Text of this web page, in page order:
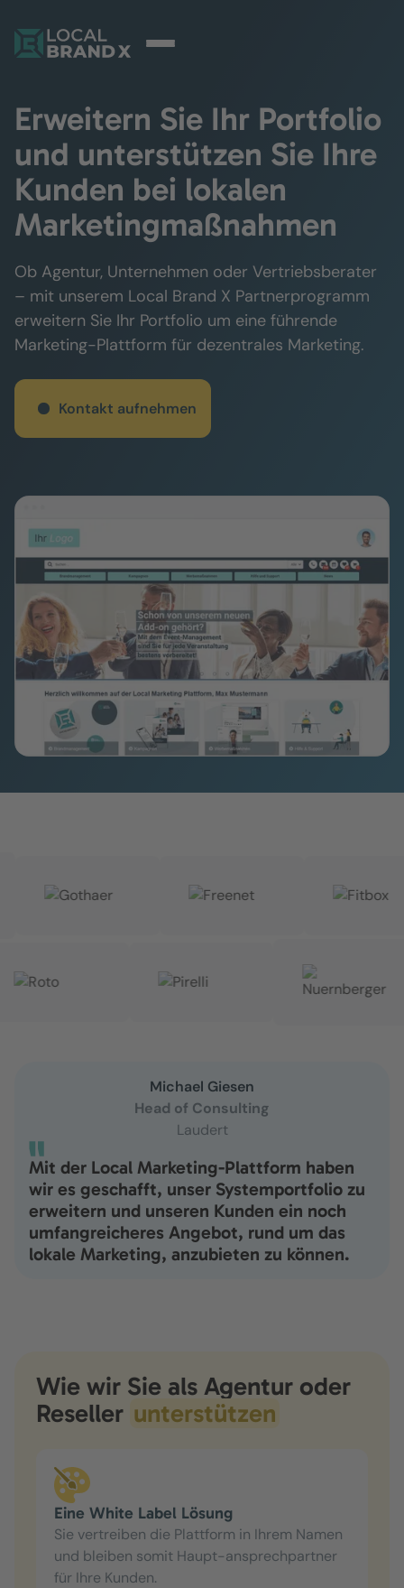
Erweitern Sie Ihr Portfolio
und unterstützen Sie Ihre
Kunden bei lokalen
Marketingmaßnahmen
Ob Agentur, Unternehmen oder Vertriebsberater
– mit unserem Local Brand X Partnerprogramm
erweitern Sie Ihr Portfolio um eine führende
Marketing-Plattform für dezentrales Marketing.
Kontakt aufnehmen
Michael Giesen
Head of Consulting
Laudert
Mit der Local Marketing-Plattform haben
wir es geschafft, unser Systemportfolio zu
erweitern und unseren Kunden ein noch
umfangreicheres Angebot, rund um das
lokale Marketing, anzubieten zu können.
Wie wir Sie als Agentur oder
Reseller unterstützen
Eine White Label Lösung
Sie vertreiben die Plattform in Ihrem Namen
und bleiben somit Haupt-ansprechpartner
für Ihre Kunden.